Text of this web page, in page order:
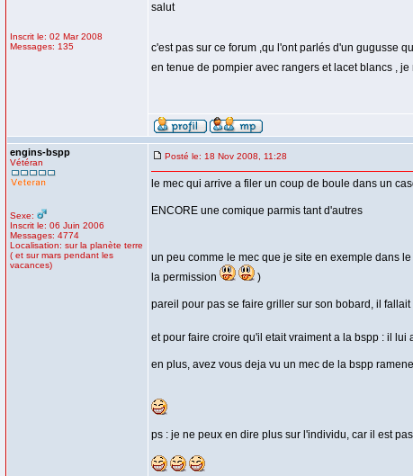
Inscrit le: 02 Mar 2008
Messages: 135
salut
c'est pas sur ce forum ,qu l'ont parlés d'un gugusse
en tenue de pompier avec rangers et lacet blancs ,
engins-bspp
Vétéran
Sexe:
Inscrit le: 06 Juin 2006
Messages: 4774
Localisation: sur la planète terre
( et sur mars pendant les
vacances)
Posté le: 18 Nov 2008, 11:28
le mec qui arrive a filer un coup de boule dans un
ENCORE une comique parmis tant d'autres
un peu comme le mec que je site en exemple dans
la permission
)
pareil pour pas se faire griller sur son bobard, il
et pour faire croire qu'il etait vraiment a la bspp : il lui
en plus, avez vous deja vu un mec de la bspp
ps : je ne peux en dire plus sur l'individu, car il est